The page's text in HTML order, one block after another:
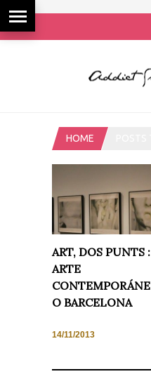
HOME
ART, DOS PUNTS :
ARTE
CONTEMPORÁNE
O BARCELONA
14/11/2013